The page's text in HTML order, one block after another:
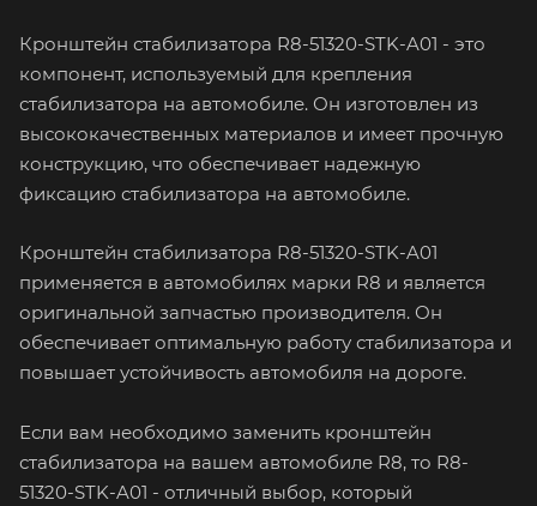
Кронштейн стабилизатора R8-51320-STK-A01 - это
компонент, используемый для крепления
стабилизатора на автомобиле. Он изготовлен из
высококачественных материалов и имеет прочную
конструкцию, что обеспечивает надежную
фиксацию стабилизатора на автомобиле.
Кронштейн стабилизатора R8-51320-STK-A01
применяется в автомобилях марки R8 и является
оригинальной запчастью производителя. Он
обеспечивает оптимальную работу стабилизатора и
повышает устойчивость автомобиля на дороге.
Если вам необходимо заменить кронштейн
стабилизатора на вашем автомобиле R8, то R8-
51320-STK-A01 - отличный выбор, который